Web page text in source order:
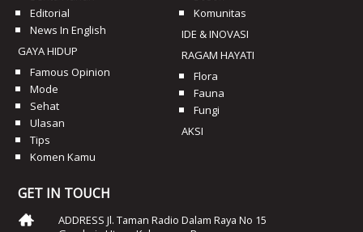
Editorial
News In English
GAYA HIDUP
Famous Opinion
Mode
Sehat
Ulasan
Tips
Komen Kamu
Komunitas
IDE & INOVASI
RAGAM HAYATI
Flora
Fauna
Fungi
AKSI
GET IN TOUCH
ADDRESS Jl. Taman Radio Dalam Raya No 15